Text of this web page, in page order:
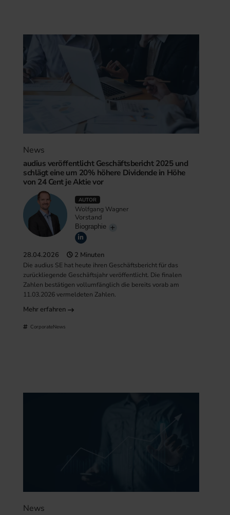
News
audius veröffentlicht Geschäftsbericht 2025 und
schlägt eine um 20% höhere Dividende in Höhe
von 24 Cent je Aktie vor
AUTOR
Wolfgang Wagner
Vorstand
Biographie
28.04.2026 2 Minuten
Die audius SE hat heute ihren Geschäftsbericht für das
zurückliegende Geschäftsjahr veröffentlicht. Die finalen
Zahlen bestätigen vollumfänglich die bereits vorab am
11.03.2026 vermeldeten Zahlen.
Mehr erfahren
CorporateNews
News